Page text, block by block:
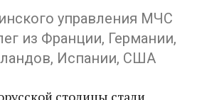
управления МЧС
из Франции, Германии,
Испании, США
столицы стали